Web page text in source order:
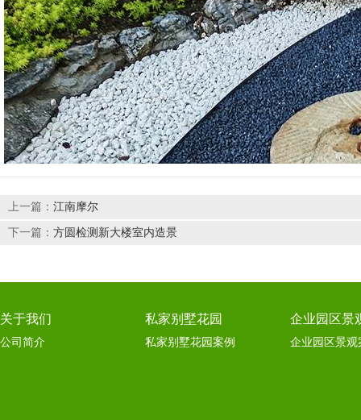
上一篇： 江南摩尔
下一篇： 方圆检测新大楼室内造景
关于我们
公司简介
私家别墅花园
私家别墅花园案例
企业园区景
企业园区景观